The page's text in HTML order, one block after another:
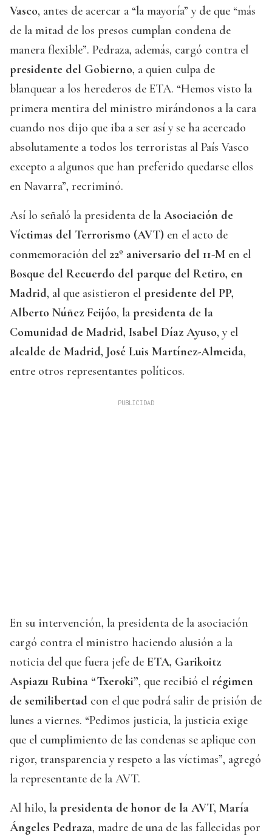
Vasco, antes de acercar a “la mayoría” y de que “más
de la mitad de los presos cumplan condena de
manera flexible”. Pedraza, además, cargó contra el
presidente del Gobierno, a quien culpa de
blanquear a los herederos de ETA. “Hemos visto la
primera mentira del ministro mirándonos a la cara
cuando nos dijo que iba a ser así y se ha acercado
absolutamente a todos los terroristas al País Vasco
excepto a algunos que han preferido quedarse ellos
en Navarra”, recriminó.
Así lo señaló la presidenta de la Asociación de
Víctimas del Terrorismo (AVT) en el acto de
conmemoración del 22º aniversario del 11-M en el
Bosque del Recuerdo del parque del Retiro, en
Madrid, al que asistieron el presidente del PP,
Alberto Núñez Feijóo, la presidenta de la
Comunidad de Madrid, Isabel Díaz Ayuso, y el
alcalde de Madrid, José Luis Martínez-Almeida,
entre otros representantes políticos.
En su intervención, la presidenta de la asociación
cargó contra el ministro haciendo alusión a la
noticia del que fuera jefe de ETA, Garikoitz
Aspiazu Rubina “Txeroki”, que recibió el régimen
de semilibertad con el que podrá salir de prisión de
lunes a viernes. “Pedimos justicia, la justicia exige
que el cumplimiento de las condenas se aplique con
rigor, transparencia y respeto a las víctimas”, agregó
la representante de la AVT.
Al hilo, la presidenta de honor de la AVT, María
Ángeles Pedraza, madre de una de las fallecidas por